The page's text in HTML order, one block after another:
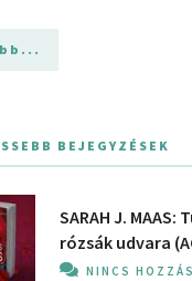
BEJEGYZÉSEK
SARAH J. MAAS:
rózsák udvara
NINCS